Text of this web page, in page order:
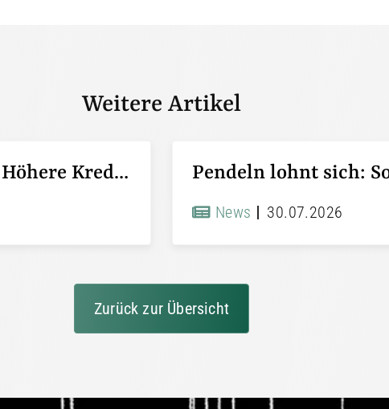
Weitere Artikel
KfW-Förderung „Jung kauft Alt“: Höhere Kredite ab August 2026
News 30.07.2026
Zurück zur Übersicht